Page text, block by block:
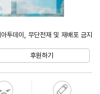
투데이, 무단전재 및 재배포 금지
후원하기